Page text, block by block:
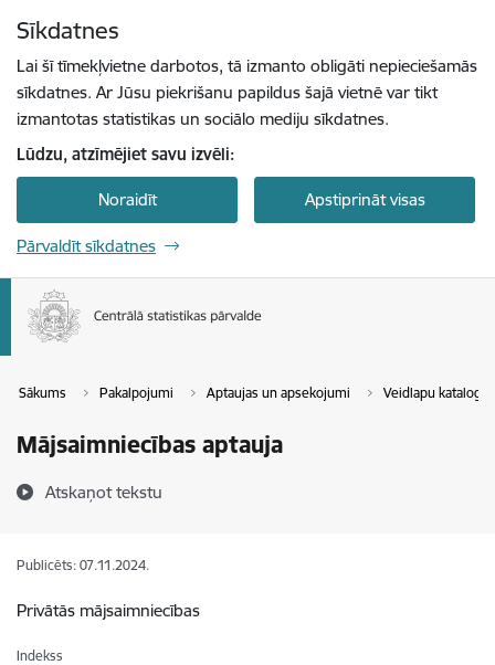
Sīkdatnes
Lai šī tīmekļvietne darbotos, tā izmanto obligāti nepieciešamās
sīkdatnes. Ar Jūsu piekrišanu papildus šajā vietnē var tikt
izmantotas statistikas un sociālo mediju sīkdatnes.
Lūdzu, atzīmējiet savu izvēli:
Noraidīt Apstiprināt visas
Pārvaldīt sīkdatnes
Sākums Pakalpojumi Aptaujas un apsekojumi Veidlapu katalogs
Mājsaimniecības aptauja
Atskaņot tekstu
Publicēts: 07.11.2024.
Privātās mājsaimniecības
Indekss